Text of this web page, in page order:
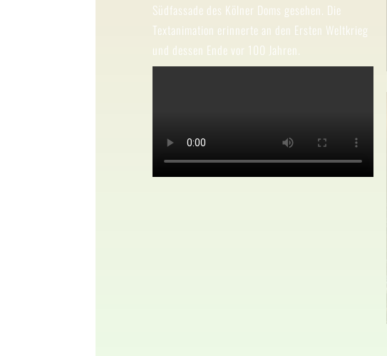
Südfassade des Kölner Doms gesehen. Die
Textanimation erinnerte an den Ersten Weltkrieg
und dessen Ende vor 100 Jahren.